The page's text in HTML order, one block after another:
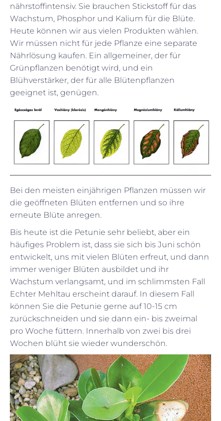
nährstoffintensiv. Sie brauchen Stickstoff für das
Wachstum, Phosphor und Kalium für die Blüte.
Heute können wir aus vielen Produkten wählen.
Wir müssen nicht für jede Pflanze eine separate
Nährlösung kaufen. Ein allgemeiner, der für
Grünpflanzen benötigt wird, und ein
Blühverstärker, der für alle Blütenpflanzen
geeignet ist, genügen.
Bei den meisten einjährigen Pflanzen müssen wir
die geöffneten Blüten entfernen und so ihre
erneute Blüte anregen.
Bis heute ist die Petunie sehr beliebt, aber ein
häufiges Problem ist, dass sie sich bis Juni schön
entwickelt, uns mit vielen Blüten erfreut, und dann
immer weniger Blüten ausbildet und ihr
Wachstum verlangsamt, und im schlimmsten Fall
Echter Mehltau erscheint darauf. In diesem Fall
können Sie die Petunie gerne auf 10-15 cm
zurückschneiden und sie dann ein- bis zweimal
pro Woche füttern. Innerhalb von zwei bis drei
Wochen blüht sie wieder wunderschön.